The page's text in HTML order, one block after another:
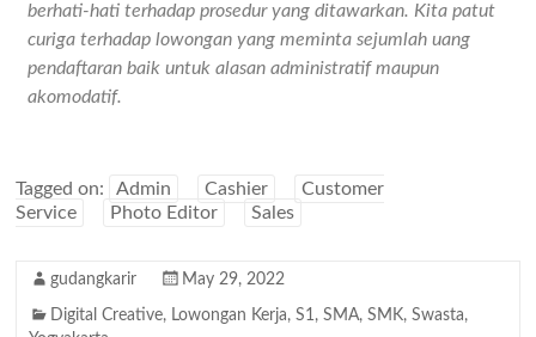
berhati-hati terhadap prosedur yang ditawarkan. Kita patut
curiga terhadap lowongan yang meminta sejumlah uang
pendaftaran baik untuk alasan administratif maupun
akomodatif.
Tagged on: Admin Cashier
Customer
Service
Photo Editor Sales
gudangkarir May 29, 2022
Digital Creative, Lowongan Kerja,S1,SMA,SMK,Swasta,